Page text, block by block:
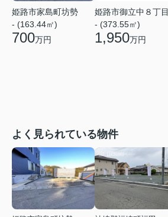
姫路市家島町坊勢
- (163.44㎡)
700万円
姫路市御立中８丁目
- (373.55㎡)
1,950万円
よく見られている物件